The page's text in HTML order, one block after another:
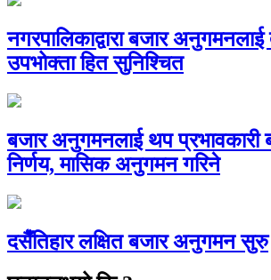
नगरपालिकाद्वारा बजार अनुगमनलाई
उपभोक्ता हित सुनिश्चित
बजार अनुगमनलाई थप प्रभावकारी
निर्णय, मासिक अनुगमन गरिने
दसैँतिहार लक्षित बजार अनुगमन सुरु